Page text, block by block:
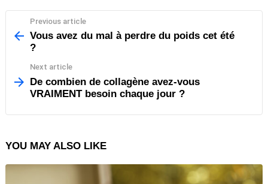
more
Previous article
Vous avez du mal à perdre du poids cet été
?
Next article
De combien de collagène avez-vous
VRAIMENT besoin chaque jour ?
YOU MAY ALSO LIKE